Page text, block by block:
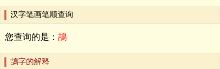
汉字笔画笔顺查询
您查询的是： 鴶
鴶字的解释